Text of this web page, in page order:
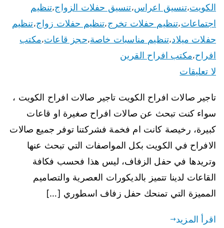
الكويت،تنسيق اعراس،تنسيق حفلات الزواج،تنظيم
اجتماعات،تنظيم حفلات تخرج،تنظيم حفلات زواج،تنظيم
حفلات ميلاد،تنظيم مناسبات خاصة،حجز قاعات،مكتب
افراح،مكتب افراح القرين
لا تعليقات
تاجير صالات افراح الكويت تاجير صالات افراح الكويت ،
سواء كنت تبحث عن صالات افراح صغيرة او قاعات
كبيرة، رخيصة كانت ام فخمة فشركتنا توفر جميع صالات
الافراح في الكويت بكل المواصفات التي تبحث عنها
وتريدها في حفل الزفاف، ليس هذا فحسب فكافة
القاعات لدينا تتميز بالديكورات العصرية والتصاميم
المميزة التي تمنحك حفل زفاف اسطوري […]
اقرأ المزيد